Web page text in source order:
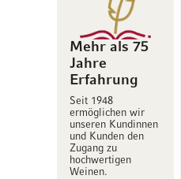
Mehr als 75
Jahre
Erfahrung
Seit 1948
ermöglichen wir
unseren Kundinnen
und Kunden den
Zugang zu
hochwertigen
Weinen.